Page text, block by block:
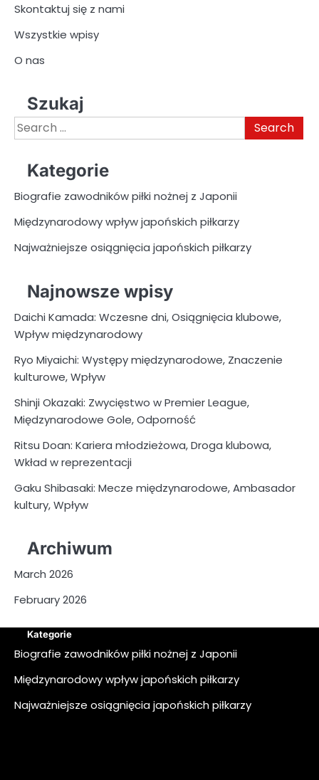
Skontaktuj się z nami
Wszystkie wpisy
O nas
Szukaj
Search
for:
Kategorie
Biografie zawodników piłki nożnej z Japonii
Międzynarodowy wpływ japońskich piłkarzy
Najważniejsze osiągnięcia japońskich piłkarzy
Najnowsze wpisy
Daichi Kamada: Wczesne dni, Osiągnięcia klubowe,
Wpływ międzynarodowy
Ryo Miyaichi: Występy międzynarodowe, Znaczenie
kulturowe, Wpływ
Shinji Okazaki: Zwycięstwo w Premier League,
Międzynarodowe Gole, Odporność
Ritsu Doan: Kariera młodzieżowa, Droga klubowa,
Wkład w reprezentacji
Gaku Shibasaki: Mecze międzynarodowe, Ambasador
kultury, Wpływ
Archiwum
March 2026
February 2026
Kategorie
Biografie zawodników piłki nożnej z Japonii
Międzynarodowy wpływ japońskich piłkarzy
Najważniejsze osiągnięcia japońskich piłkarzy